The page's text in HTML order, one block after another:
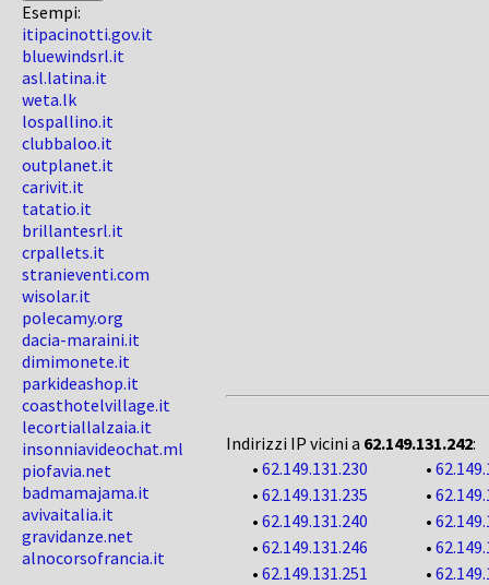
Esempi:
itipacinotti.gov.it
bluewindsrl.it
asl.latina.it
weta.lk
lospallino.it
clubbaloo.it
outplanet.it
carivit.it
tatatio.it
brillantesrl.it
crpallets.it
stranieventi.com
wisolar.it
polecamy.org
dacia-maraini.it
dimimonete.it
parkideashop.it
coasthotelvillage.it
lecortiallalzaia.it
insonniavideochat.ml
piofavia.net
badmamajama.it
avivaitalia.it
gravidanze.net
alnocorsofrancia.it
Indirizzi IP vicini a 62.149.131.242:
• 62.149.131.230 •
• 62.149.131.235 •
• 62.149.131.240 •
• 62.149.131.246 •
• 62.149.131.251 •